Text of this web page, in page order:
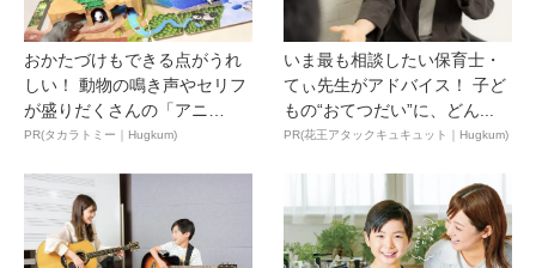
おかたづけもできる点がうれ
しい！ 動物の鳴き声やセリフ
が盛りだくさんの「アニ
ア ...
PR(タカラトミー｜Hugkum)
いま最も相談したい保育士・
てぃ先生がアドバイス！ 子ど
もの“おてつだい”に、どん...
PR(花王アタックキュキュット｜Hugkum)